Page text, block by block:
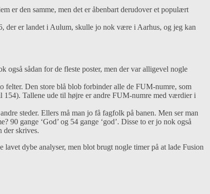
er den samme, men det er åbenbart derudover et populært
der er landet i Aulum, skulle jo nok være i Aarhus, og jeg kan
også sådan for de fleste poster, men der var alligevel nogle
felter. Den store blå blob forbinder alle de FUM-numre, som
Tallene ude til højre er andre FUM-numre med værdier i
steder. Ellers må man jo få fagfolk på banen. Men ser man
90 gange ‘God’ og 54 gange ‘god’. Disse to er jo nok også
der skrives.
dybe analyser, men blot brugt nogle timer på at lade Fusion